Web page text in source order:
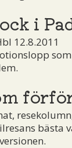
i
12.8.2011
bästa